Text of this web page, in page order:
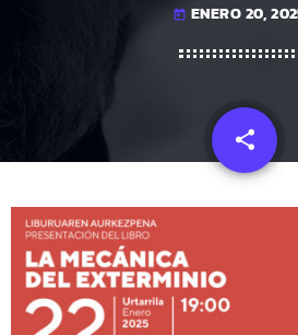
today ENERO 20,
share
email